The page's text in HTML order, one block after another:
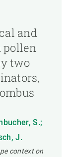
and
pollen
two
S.;
J.
context on